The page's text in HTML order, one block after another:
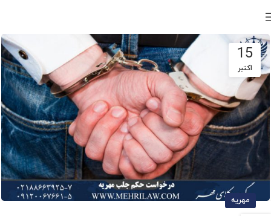
15
اکتبر
مهریه